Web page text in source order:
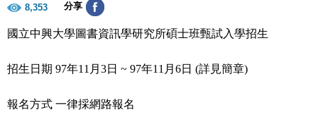
8,353 分享
國立中興大學圖書資訊學研究所碩士班甄試入學招生
招生日期 97年11 月 3日 ~ 97年11 月6日 (詳見簡章)
報名方式 一律採網路報名